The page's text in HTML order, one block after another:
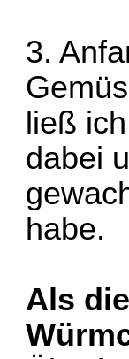
3.
ließ
dabei
habe.
Als